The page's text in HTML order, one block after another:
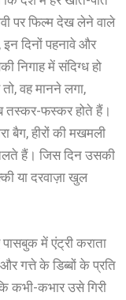
पर फिल्म देख लेने वाले
दिनों पहनावे और
निगाह में संदिग्ध हो
वह मानने लगा,
तस्कर-फस्कर होते हैं।
बैग, हीरों की मखमली
हैं। जिस दिन उसकी
या दरवाज़ा खुल
में एंट्री कराता
गत्ते के डिब्बों के प्रति
कभी-कभार उसे गिरी